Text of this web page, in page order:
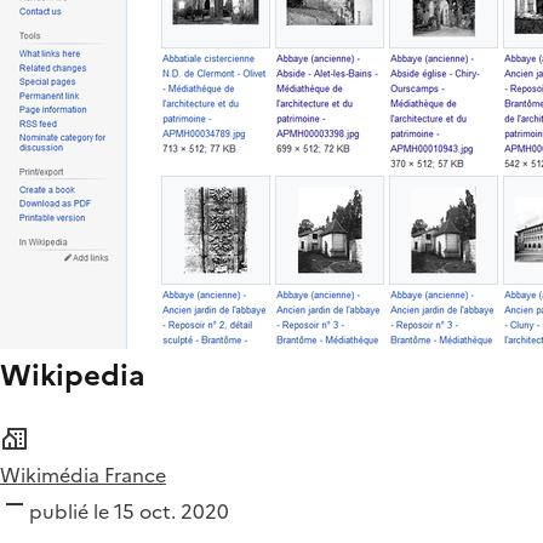
Wikipedia
Wikimédia France
publié le 15 oct. 2020